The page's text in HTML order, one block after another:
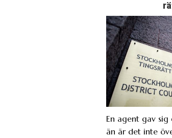
En agent gav
än är det inte